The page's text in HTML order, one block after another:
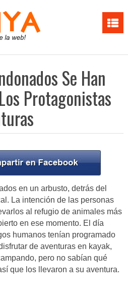
Se Han
Protagonistas
en un arbusto, detrás del
La intención de las personas
al refugio de animales más
en ese momento. El día
humanos tenían programado
de aventuras en kayak,
pero no sabían qué
que los llevaron a su aventura.